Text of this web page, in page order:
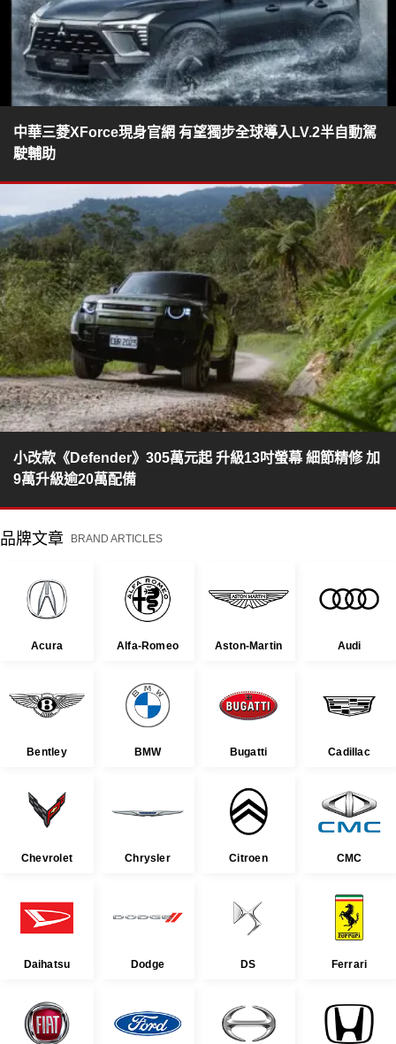
中華三菱XForce現身官網 有望獨步全球導入LV.2半自動駕
駛輔助
小改款《Defender》305萬元起 升級13吋螢幕 細節精修 加
9萬升級逾20萬配備
品牌文章 BRAND ARTICLES
Acura Alfa-Romeo Aston-Martin Audi
Bentley BMW Bugatti Cadillac
Chevrolet Chrysler Citroen CMC
Daihatsu Dodge DS Ferrari